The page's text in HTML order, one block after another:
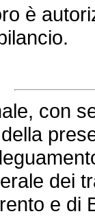
è
con
dei
e di